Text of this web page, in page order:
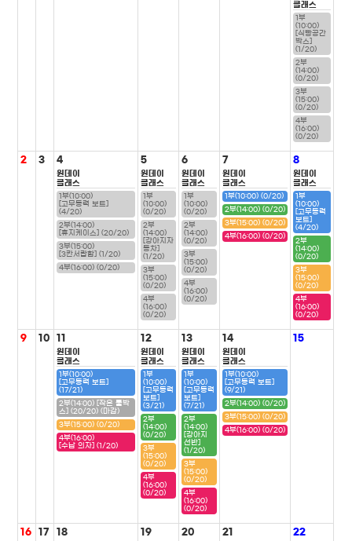
클래스
1부
(10:00)
[식빵공간
박스]
(1/20)
2부
(14:00)
(0/20)
3부
(15:00)
(0/20)
4부
(16:00)
(0/20)
2 3 4
원데이
클래스
1부(10:00)
[고무동력 보트]
(4/20)
2부(14:00)
[휴지케이스] (20/20)
3부(15:00)
[3칸서랍함] (1/20)
4부(16:00) (0/20)
5
원데이
클래스
1부
(10:00)
(0/20)
2부
(14:00)
[강아지자
동차]
(1/20)
3부
(15:00)
(0/20)
4부
(16:00)
(0/20)
6
원데이
클래스
1부
(10:00)
(0/20)
2부
(14:00)
(0/20)
3부
(15:00)
(0/20)
4부
(16:00)
(0/20)
7
원데이
클래스
1부(10:00) (0/20)
2부(14:00) (0/20)
3부(15:00) (0/20)
4부(16:00) (0/20)
8
원데이
클래스
1부
(10:00)
[고무동력
보트]
(4/20)
2부
(14:00)
(0/20)
3부
(15:00)
(0/20)
4부
(16:00)
(0/20)
9 10 11
원데이
클래스
1부(10:00)
[고무동력 보트]
(17/21)
2부(14:00) [작은 툴박
스] (20/20) (마감)
3부(15:00) (0/20)
4부(16:00)
[수납 의자] (1/20)
12
원데이
클래스
1부
(10:00)
[고무동력
보트]
(3/21)
2부
(14:00)
(0/20)
3부
(15:00)
(0/20)
4부
(16:00)
(0/20)
13
원데이
클래스
1부
(10:00)
[고무동력
보트]
(7/21)
2부
(14:00)
[강아지
선반]
(1/20)
3부
(15:00)
(0/20)
4부
(16:00)
(0/20)
14
원데이
클래스
1부(10:00)
[고무동력 보트]
(9/21)
2부(14:00) (0/20)
3부(15:00) (0/20)
4부(16:00) (0/20)
15
16 17 18 19 20 21 22